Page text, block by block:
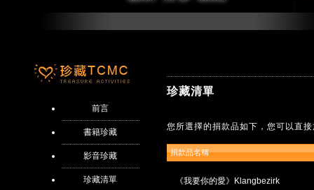
前言
書籍珍藏
影音珍藏
珍藏清單
珍藏清單
您所選擇的捐款品如下，您可以直
捐款品名稱
《我要你的愛》Klangbezirk